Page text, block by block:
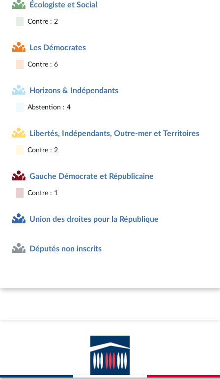
Écologiste et Social
Contre : 2
Les Démocrates
Contre : 6
Horizons & Indépendants
Abstention : 4
Libertés, Indépendants, Outre-mer et Territoires
Contre : 2
Gauche Démocrate et Républicaine
Contre : 1
Union des droites pour la République
Députés non inscrits